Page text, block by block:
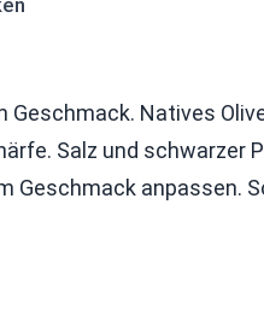
Geschmack. Natives
Salz und schwarzer
Geschmack anpassen.